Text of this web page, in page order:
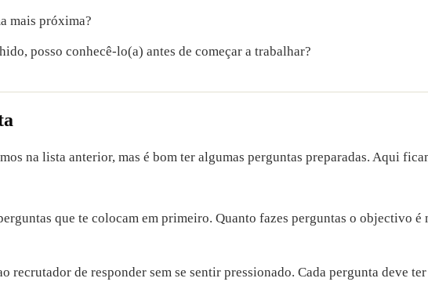
mais próxima?
posso conhecê-lo(a) antes de começar a trabalhar?
na lista anterior, mas é bom ter algumas perguntas preparadas. Aqui
que te colocam em primeiro. Quanto fazes perguntas o objectivo é
recrutador de responder sem se sentir pressionado. Cada pergunta deve